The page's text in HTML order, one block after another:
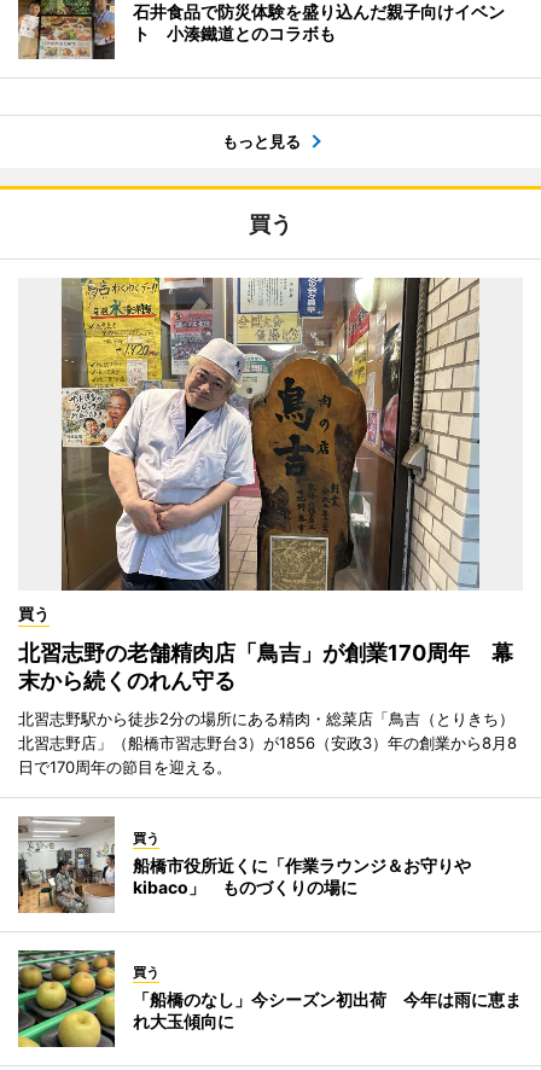
石井食品で防災体験を盛り込んだ親子向けイベン
ト 小湊鐵道とのコラボも
もっと見る
買う
買う
北習志野の老舗精肉店「鳥吉」が創業170周年 幕
末から続くのれん守る
北習志野駅から徒歩2分の場所にある精肉・総菜店「鳥吉（とりきち）
北習志野店」（船橋市習志野台3）が1856（安政3）年の創業から8月8
日で170周年の節目を迎える。
買う
船橋市役所近くに「作業ラウンジ＆お守りや
kibaco」 ものづくりの場に
買う
「船橋のなし」今シーズン初出荷 今年は雨に恵ま
れ大玉傾向に